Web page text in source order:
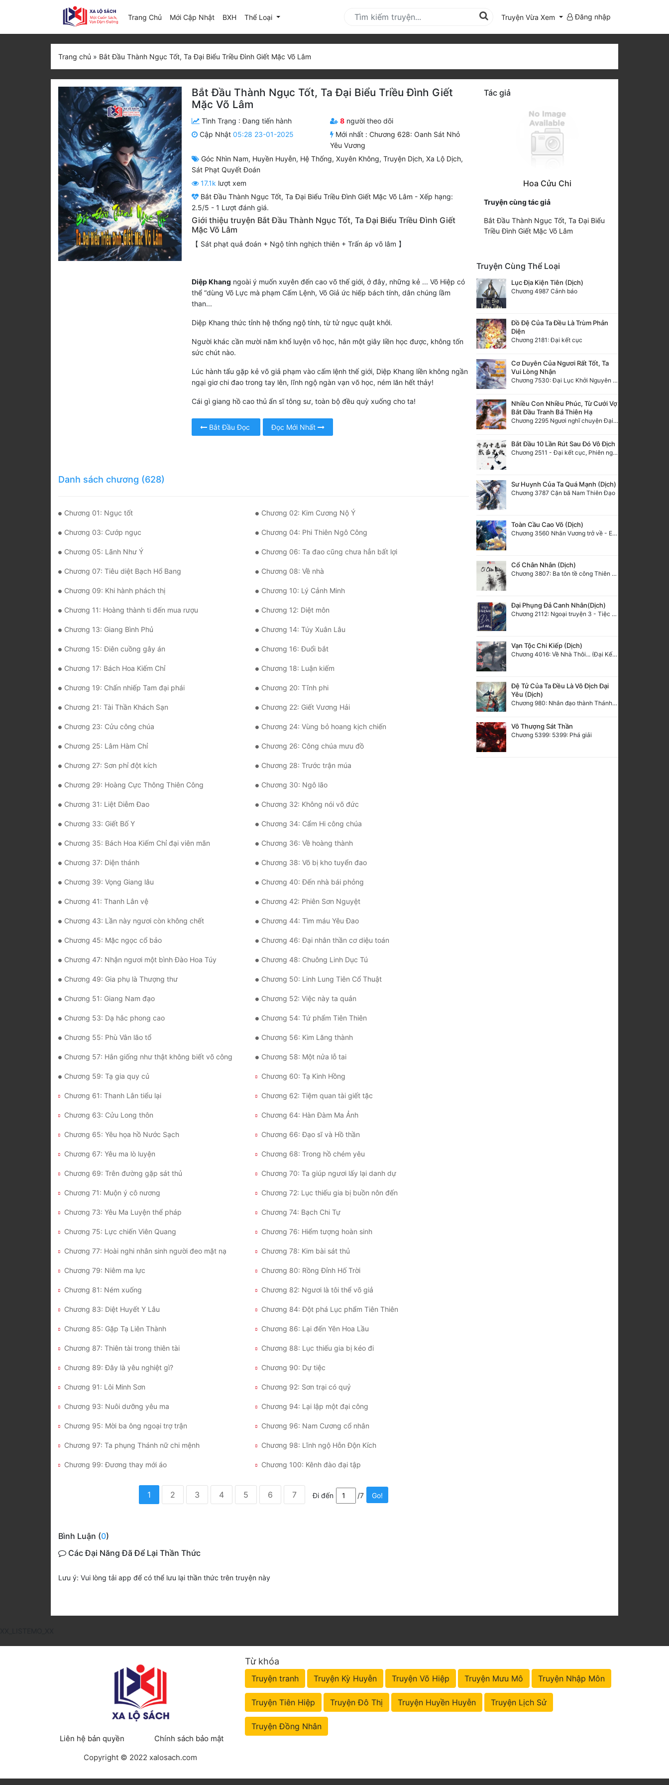
Trang Chủ Mới Cập Nhật(current)
BXH Thể Loại Truyện Vừa Xem Đăng nhập
Trang chủ » Bắt Đầu Thành Ngục Tốt, Ta Đại Biểu Triều Đình Giết Mặc Võ Lâm
Bắt Đầu Thành Ngục Tốt, Ta Đại Biểu Triều Đình Giết
Mặc Võ Lâm
Tình Trạng :Đang tiến hành 8 người theo dõi
Cập Nhật 05:28 23-01-2025 Mới nhất :Chương 628: Oanh Sát Nhỏ
Yêu Vương
Góc Nhìn Nam, Huyền Huyễn, Hệ Thống, Xuyên Không, Truyện Dịch, Xa Lộ Dịch,
Sát Phạt Quyết Đoán
17.1k lượt xem
Bắt Đầu Thành Ngục Tốt, Ta Đại Biểu Triều Đình Giết Mặc Võ Lâm - Xếp hạng:
2.5/5 - 1 Lượt đánh giá.
Giới thiệu truyện Bắt Đầu Thành Ngục Tốt, Ta Đại Biểu Triều Đình Giết
Mặc Võ Lâm
【 Sát phạt quả đoán + Ngộ tính nghịch thiên + Trấn áp võ lâm 】
Diệp Khang ngoài ý muốn xuyên đến cao võ thế giới, ở đây, những kẻ ... Võ Hiệp có
thể “dùng Võ Lực mà phạm Cấm Lệnh, Võ Giả ức hiếp bách tính, dân chúng lầm
than...
Diệp Khang thức tỉnh hệ thống ngộ tính, từ tử ngục quật khởi.
Người khác cần mười năm khổ luyện võ học, hắn một giây liền học được, không tốn
sức chút nào.
Lúc hành tẩu gặp kẻ võ giả phạm vào cấm lệnh thế giới, Diệp Khang liền không ngần
ngại giơ chi đao trong tay lên, lĩnh ngộ ngàn vạn võ học, ném lăn hết thảy!
Cái gì giang hồ cao thủ ẩn sĩ tông sư, toàn bộ đều quỳ xuống cho ta!
Bắt Đầu Đọc Đọc Mới Nhất
Danh sách chương (628)
Chương 01: Ngục tốt Chương 02: Kim Cương Nộ Ý
Chương 03: Cướp ngục Chương 04: Phi Thiên Ngô Công
Chương 05: Lãnh Như Ý Chương 06: Ta đao cũng chưa hẳn bất lợi
Chương 07: Tiêu diệt Bạch Hổ Bang Chương 08: Về nhà
Chương 09: Khi hành phách thị Chương 10: Lý Cảnh Minh
Chương 11: Hoàng thành ti đến mua rượu Chương 12: Diệt môn
Chương 13: Giang Bình Phủ Chương 14: Túy Xuân Lâu
Chương 15: Điên cuồng gây án Chương 16: Đuổi bắt
Chương 17: Bách Hoa Kiếm Chỉ Chương 18: Luận kiếm
Chương 19: Chấn nhiếp Tam đại phái Chương 20: Tĩnh phi
Chương 21: Tài Thần Khách Sạn Chương 22: Giết Vương Hải
Chương 23: Cửu công chúa Chương 24: Vùng bỏ hoang kịch chiến
Chương 25: Lâm Hàm Chỉ Chương 26: Công chúa mưu đồ
Chương 27: Sơn phỉ đột kích Chương 28: Trước trận múa
Chương 29: Hoàng Cực Thông Thiên Công Chương 30: Ngô lão
Chương 31: Liệt Diễm Đao Chương 32: Không nói võ đức
Chương 33: Giết Bố Y Chương 34: Cẩm Hi công chúa
Chương 35: Bách Hoa Kiếm Chỉ đại viên mãn Chương 36: Về hoàng thành
Chương 37: Diện thánh Chương 38: Võ bị kho tuyển đao
Chương 39: Vọng Giang lâu Chương 40: Đến nhà bái phỏng
Chương 41: Thanh Lân vệ Chương 42: Phiên Sơn Nguyệt
Chương 43: Lần này ngươi còn không chết Chương 44: Tìm máu Yêu Đao
Chương 45: Mặc ngọc cổ bảo Chương 46: Đại nhân thần cơ diệu toán
Chương 47: Nhận ngươi một bình Đào Hoa Túy Chương 48: Chuông Linh Dục Tú
Chương 49: Gia phụ là Thượng thư Chương 50: Linh Lung Tiên Cổ Thuật
Chương 51: Giang Nam đạo Chương 52: Việc này ta quản
Chương 53: Dạ hắc phong cao Chương 54: Tứ phẩm Tiên Thiên
Chương 55: Phù Vân lão tổ Chương 56: Kim Lăng thành
Chương 57: Hắn giống như thật không biết võ công Chương 58: Một nửa lỗ tai
Chương 59: Tạ gia quy củ Chương 60: Tạ Kinh Hồng
Chương 61: Thanh Lân tiểu lại Chương 62: Tiệm quan tài giết tặc
Chương 63: Cửu Long thôn Chương 64: Hàn Đàm Ma Ảnh
Chương 65: Yêu họa hồ Nước Sạch Chương 66: Đạo sĩ và Hồ thần
Chương 67: Yêu ma lò luyện Chương 68: Trong hồ chém yêu
Chương 69: Trên đường gặp sát thủ Chương 70: Ta giúp ngươi lấy lại danh dự
Chương 71: Muộn ý cô nương Chương 72: Lục thiếu gia bị buồn nôn đến
Chương 73: Yêu Ma Luyện thể pháp Chương 74: Bạch Chi Tự
Chương 75: Lực chiến Viên Quang Chương 76: Hiểm tượng hoàn sinh
Chương 77: Hoài nghi nhân sinh người đeo mặt nạ Chương 78: Kim bài sát thủ
Chương 79: Niêm ma lực Chương 80: Rồng Đỉnh Hố Trời
Chương 81: Ném xuống Chương 82: Ngươi là tôi thể võ giả
Chương 83: Diệt Huyết Y Lâu Chương 84: Đột phá Lục phẩm Tiên Thiên
Chương 85: Gặp Tạ Liên Thành Chương 86: Lại đến Yên Hoa Lầu
Chương 87: Thiên tài trong thiên tài Chương 88: Lục thiếu gia bị kéo đi
Chương 89: Đây là yêu nghiệt gì? Chương 90: Dự tiệc
Chương 91: Lôi Minh Sơn Chương 92: Sơn trại có quỷ
Chương 93: Nuôi dưỡng yêu ma Chương 94: Lại lập một đại công
Chương 95: Mời ba ông ngoại trợ trận Chương 96: Nam Cương cổ nhân
Chương 97: Ta phụng Thánh nữ chi mệnh Chương 98: Lĩnh ngộ Hỗn Độn Kích
Chương 99: Đương thay mới áo Chương 100: Kênh đào đại tập
1 2 3 4 5 6 7 Đi đến /7 Go!
Bình Luận (0)
Các Đại Năng Đã Để Lại Thần Thức
Lưu ý: Vui lòng tải app để có thể lưu lại thần thức trên truyện này
Tác giả
Hoa Cửu Chi
Truyện cùng tác giả
Bắt Đầu Thành Ngục Tốt, Ta Đại Biểu
Triều Đình Giết Mặc Võ Lâm
Truyện Cùng Thể Loại
Lục Địa Kiện Tiên (Dịch)
Chương 4987 Cảnh báo
Đồ Đệ Của Ta Đều Là Trùm Phản
Diện
Chương 2181: Đại kết cục
Cơ Duyên Của Ngươi Rất Tốt, Ta
Vui Lòng Nhận
Chương 7530: Đại Lục Khởi Nguyên – Kiến Thành 71
Nhiều Con Nhiều Phúc, Từ Cưới Vợ
Bắt Đầu Tranh Bá Thiên Hạ
Chương 2295 Ngươi nghĩ chuyện Đại Viêm tiên triều làm có thể giấu được thiên hạ sao?
Bắt Đầu 10 Lần Rút Sau Đó Vô Địch
Chương 2511 - Đại kết cục, Phiên ngoại thiên: Chư thiên quy nhất giới, vĩnh hằng thế giới. Hết!
Sư Huynh Của Ta Quá Mạnh (Dịch)
Chương 3787 Cặn bã Nam Thiên Đạo
Toàn Cầu Cao Võ (Dịch)
Chương 3560 Nhân Vương trở về - END
Cổ Chân Nhân (Dịch)
Chương 3807: Ba tôn tề công Thiên Đình (2)
Đại Phụng Đả Canh Nhân(Dịch)
Chương 2112: Ngoại truyện 3 - Tiệc mừng công
Vạn Tộc Chi Kiếp (Dịch)
Chương 4016: Về Nhà Thôi... (Đại Kết Cục)
Đệ Tử Của Ta Đều Là Vô Địch Đại
Yêu (Dịch)
Chương 980: Nhân đạo thành Thánh (4). HẾT.
Vô Thượng Sát Thần
Chương 5399: 5399: Phá giải
Liên hệ bản quyền
Chính sách bảo mật
Copyright © 2022 xalosach.com
Từ khóa
Truyện tranh Truyện Kỳ Huyễn Truyện Võ Hiệp Truyện Mưu Mô Truyện Nhập Môn
Truyện Tiên Hiệp Truyện Đô Thị Truyện Huyền Huyễn Truyện Lịch Sử
Truyện Đồng Nhân